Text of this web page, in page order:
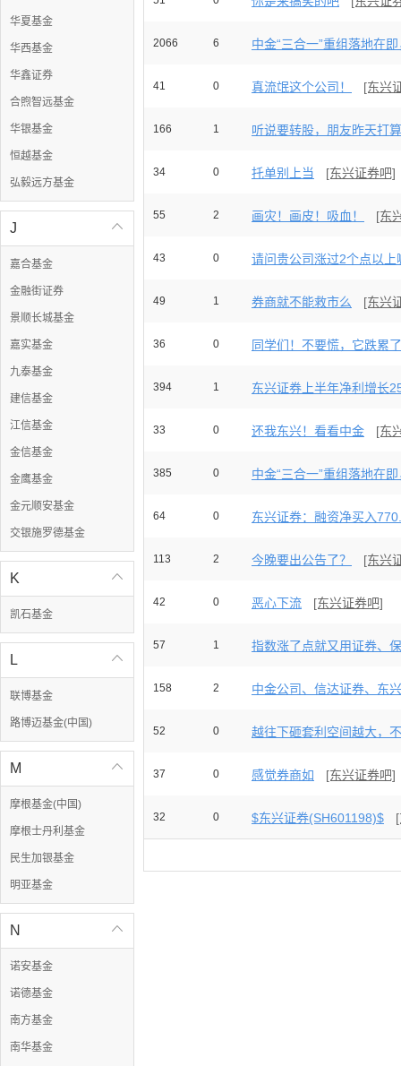
华夏基金
华西基金
华鑫证券
合煦智远基金
华银基金
恒越基金
弘毅远方基金

J
嘉合基金
金融街证券
景顺长城基金
嘉实基金
九泰基金
建信基金
江信基金
金信基金
金鹰基金
金元顺安基金
交银施罗德基金

K
凯石基金

L
联博基金
路博迈基金(中国)

M
摩根基金(中国)
摩根士丹利基金
民生加银基金
明亚基金

N
诺安基金
诺德基金
南方基金
南华基金
2066 6 中金“三合一”重组落地在
41 0 真流氓这个公司！ [东兴
166 1 听说要转股，朋友昨天打
34 0 托单别上当 [东兴证券吧]
55 2 画灾！画皮！吸血！ [东
43 0 请问贵公司涨过2个点以上
49 1 券商就不能救市么 [东兴
36 0 同学们！不要慌，它跌累
394 1 东兴证券上半年净利增长
33 0 还我东兴！看看中金 [东
385 0 中金“三合一”重组落地在
64 0 东兴证券：融资净买入
113 2 今晚要出公告了？ [东兴
42 0 恶心下流 [东兴证券吧]
57 1 指数涨了点就又用证券、
158 2 中金公司、信达证券、东
52 0 越往下砸套利空间越大，
37 0 感觉券商如 [东兴证券吧]
32 0 $东兴证券(SH601198)$